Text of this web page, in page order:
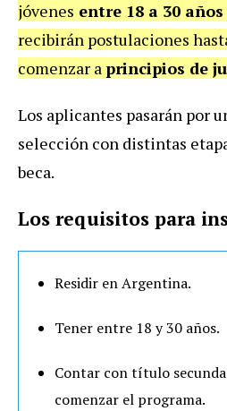
jóvenes entre 18 a 30 años
recibirán postulaciones
comenzar aprincipios de
Los aplicantes pasarán por
selección con distintas
beca.
Los requisitos para
Residir en Argentina.
Tener entre 18 y 30 años.
Contar con título
comenzar el programa.